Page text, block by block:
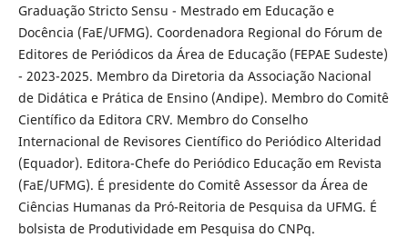
Graduação Stricto Sensu - Mestrado em Educação e
Docência (FaE/UFMG). Coordenadora Regional do Fórum de
Editores de Periódicos da Área de Educação (FEPAE Sudeste)
- 2023-2025. Membro da Diretoria da Associação Nacional
de Didática e Prática de Ensino (Andipe). Membro do Comitê
Científico da Editora CRV. Membro do Conselho
Internacional de Revisores Científico do Periódico Alteridad
(Equador). Editora-Chefe do Periódico Educação em Revista
(FaE/UFMG). É presidente do Comitê Assessor da Área de
Ciências Humanas da Pró-Reitoria de Pesquisa da UFMG. É
bolsista de Produtividade em Pesquisa do CNPq.